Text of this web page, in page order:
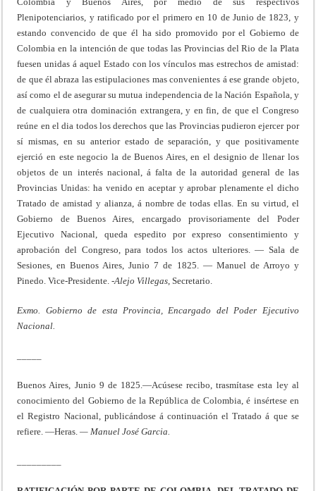
Plenipotenciarios, y ratifica­do por el primero en 10 de Junio de 1823, y
estando convencido de que él ha sido promovido por el Gobierno de
Colombia en la intención de que todas las Provincias del Rio de la Plata
fuesen unidas á aquel Estado con los vínculos mas estrechos de amistad:
de que él abraza las estipulaciones mas convenientes á ese grande objeto,
así como el de asegurar su mutua independencia de la Nación Española, y
de cualquiera otra dominación extrangera, y en fin, de que el Congreso
reúne en el dia todos los de­rechos que las Provincias pudieron ejercer por
sí mismas, en su anterior estado de separación, y que positiva­mente
ejerció en este negocio la de Buenos Aires, en el designio de llenar los
objetos de un interés nacional, á falta de la autoridad general de las
Provincias Unidas: ha venido en aceptar y aprobar plenamente el dicho
Tratado de amistad y alianza, á nombre de todas ellas. En su virtud, el
Gobierno de Buenos Aires, encargado pro­visoriamente del Poder
Ejecutivo Nacional, queda espedito por expreso consentimiento y
aprobación del Congreso, para todos los actos ulteriores. — Sala de
Sesiones, en Buenos Aires, Junio 7 de 1825. — Manuel de Arroyo y
Pinedo. Vice-Presidente.-Alejo Villegas , Secretario.
Exmo. Gobierno de esta Provincia, Encargado del Poder Ejecutivo
Nacional.
Buenos Aires, Junio 9 de 1825.—Acúsese recibo, tras­mítase esta ley al
conocimiento del Gobierno de la Repú­blica de Colombia, é insértese en
el Registro Nacional, publicándose á continuación el Tratado á que se
refiere. —Heras. — Manuel José Garcia.